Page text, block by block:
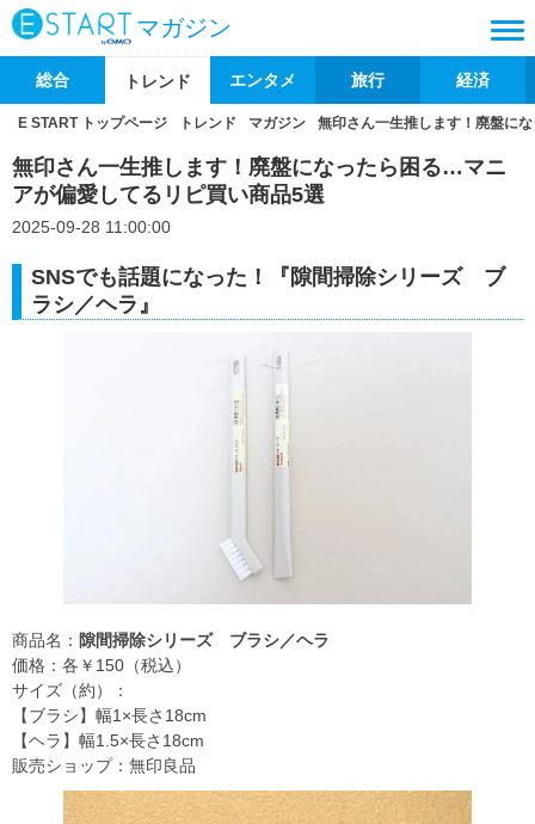
マガジン
総合 トレンド エンタメ 旅行 経済
E START トップページ トレンド マガジン 無印さん一生推します！廃盤に
無印さん一生推します！廃盤になったら困る…マニ
アが偏愛してるリピ買い商品5選
2025-09-28 11:00:00
SNSでも話題になった！『隙間掃除シリーズ ブ
ラシ／ヘラ』
商品名： 隙間掃除シリーズ ブラシ／ヘラ
価格：各￥150（税込）
サイズ（約）：
【ブラシ】幅1×長さ18cm
【ヘラ】幅1.5×長さ18cm
販売ショップ：無印良品